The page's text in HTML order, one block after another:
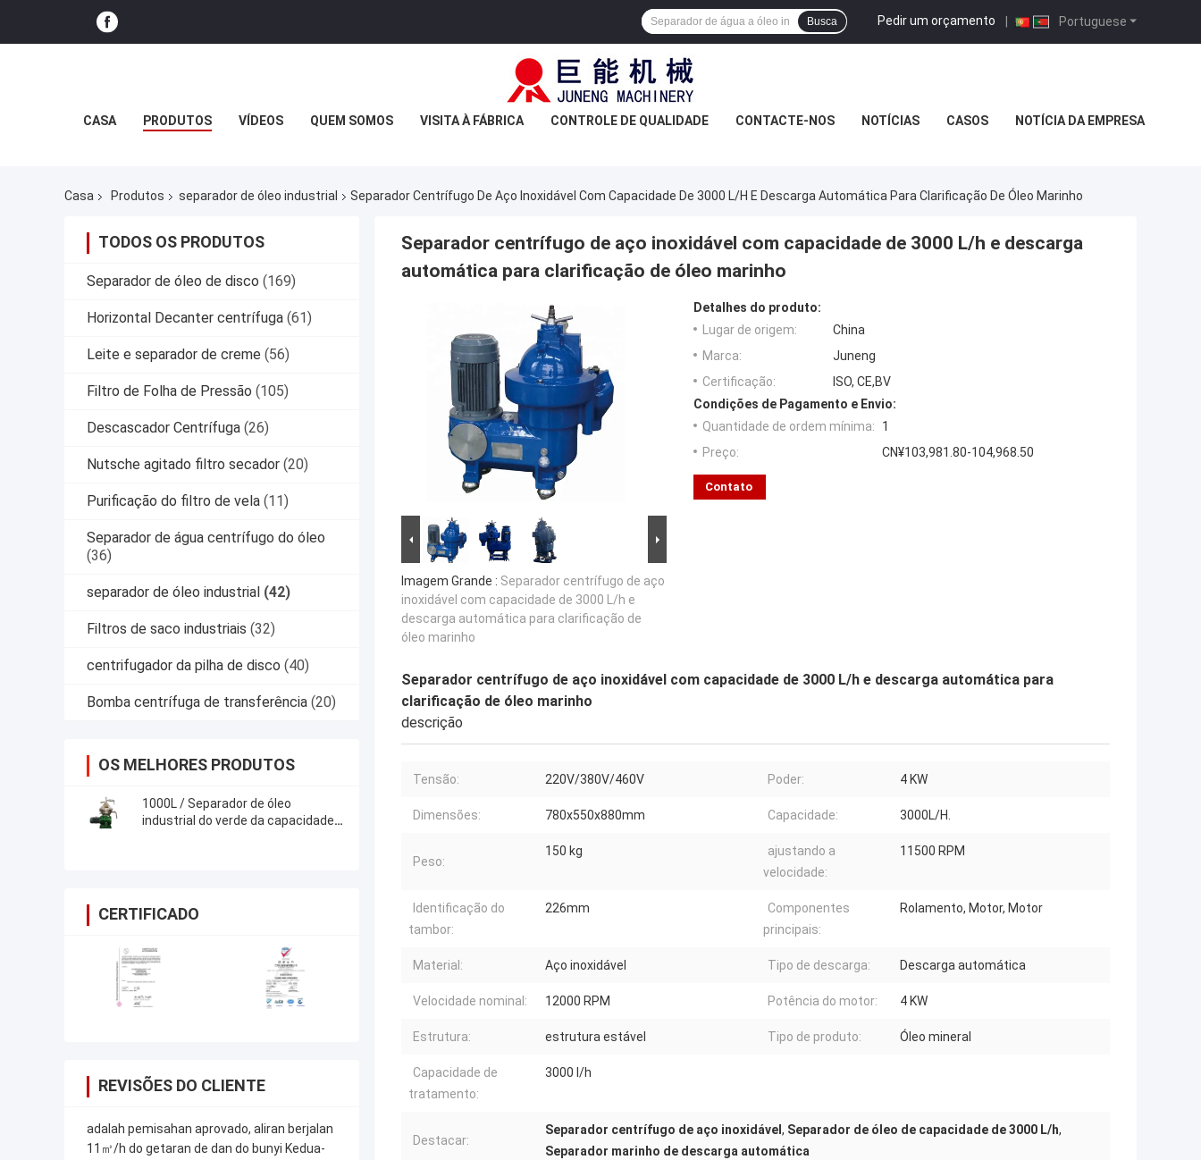
Portuguese
Pedir um orçamento |
Busca
CASA PRODUTOS VÍDEOS QUEM SOMOS VISITA À FÁBRICA CONTROLE DE QUALIDADE CONTACTE-NOS NOTÍCIAS CASOS NOTÍCIA DA EMPRESA
Casa Produtos separador de óleo industrial Separador Centrífugo De Aço Inoxidável Com Capacidade De 3000 L/h E Descarga Automática Para Clarificação De Óleo Marinho
TODOS OS PRODUTOS
Separador de óleo de disco (169)
Horizontal Decanter centrífuga (61)
Leite e separador de creme (56)
Filtro de Folha de Pressão (105)
Descascador Centrífuga (26)
Nutsche agitado filtro secador (20)
Purificação do filtro de vela (11)
Separador de água centrífugo do óleo
(36)
separador de óleo industrial (42)
Filtros de saco industriais (32)
centrifugador da pilha de disco (40)
Bomba centrífuga de transferência (20)
OS MELHORES PRODUTOS
1000L / Separador de óleo
industrial do verde da capacidade
CERTIFICADO
REVISÕES DO CLIENTE
adalah pemisahan aprovado, aliran berjalan
11㎥/h do getaran de dan do bunyi Kedua-
Separador centrífugo de aço inoxidável com capacidade de 3000 L/h e descarga
automática para clarificação de óleo marinho
Imagem Grande : Separador centrífugo de aço
inoxidável com capacidade de 3000 L/h e
descarga automática para clarificação de
óleo marinho
Detalhes do produto:
Lugar de origem:
China
Marca:
Juneng
Certificação:
ISO, CE,BV
Condições de Pagamento e Envio:
Quantidade de ordem mínima:
1
Preço:
CN¥103,981.80-104,968.50
Contato
Separador centrífugo de aço inoxidável com capacidade de 3000 L/h e descarga automática para
clarificação de óleo marinho
descrição
Tensão: 220V/380V/460V Poder: 4 KW
Dimensões: 780x550x880mm Capacidade: 3000L/H.
Peso:
150 kg
ajustando a
velocidade:
11500 RPM
Identificação do
tambor:
226mm
Componentes
principais:
Rolamento, Motor, Motor
Material: Aço inoxidável Tipo de descarga: Descarga automática
Velocidade nominal: 12000 RPM Potência do motor: 4 KW
Estrutura: estrutura estável Tipo de produto: Óleo mineral
Capacidade de
tratamento:
3000 l/h
Destacar:
Separador centrífugo de aço inoxidável , Separador de óleo de capacidade de 3000 L/h,
Separador marinho de descarga automática